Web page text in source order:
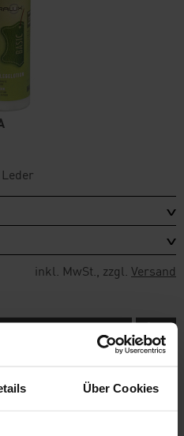
Über Cookies
inkl. MwSt., zzgl. Versand